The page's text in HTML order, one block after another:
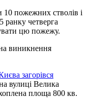
пожежних стволів і
ранку четверга
цю пожежу.
виникнення
загорівся
вулиці Велика
площа 800 кв.